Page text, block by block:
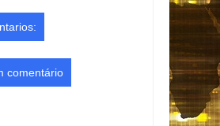
comentário